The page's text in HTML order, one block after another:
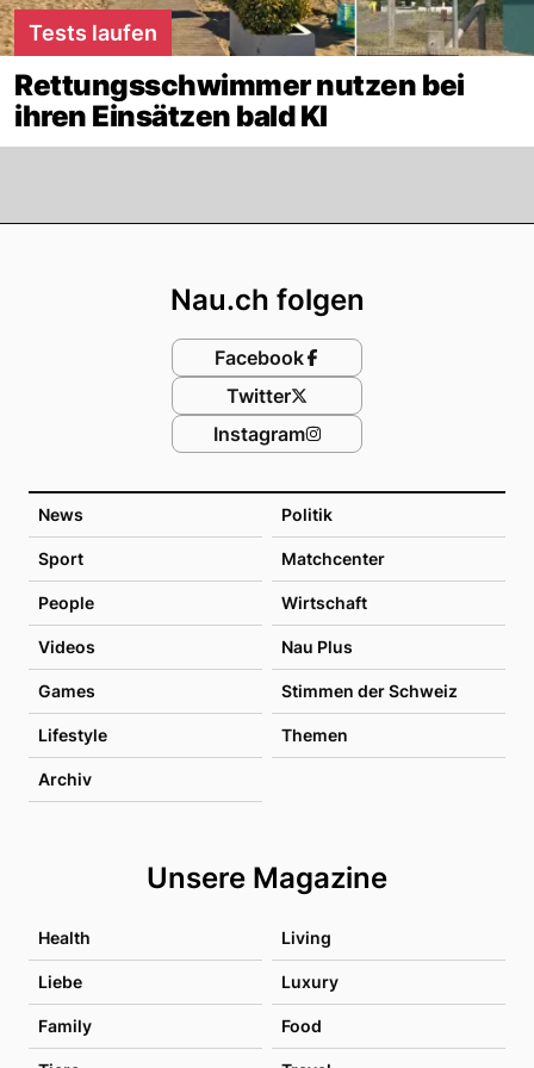
Tests laufen
Rettungsschwimmer nutzen bei
ihren Einsätzen bald KI
News Politik
Sport Matchcenter
People Wirtschaft
Videos Nau Plus
Games Stimmen der Schweiz
Lifestyle Themen
Archiv
Unsere Magazine
Health Living
Liebe Luxury
Family Food
Nau.ch folgen
Facebook
Twitter
Instagram